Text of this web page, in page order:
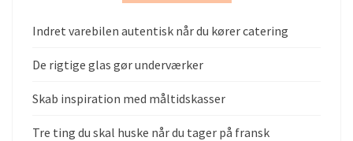
Indret varebilen autentisk når du kører catering
De rigtige glas gør underværker
Skab inspiration med måltidskasser
Tre ting du skal huske når du tager på fransk